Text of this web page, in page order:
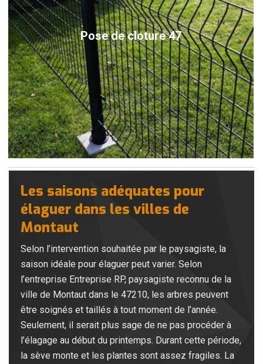
Pose de cloture 47
Les saisons adéquates pour
élaguer dans les villes de
Montaut
Selon l’intervention souhaitée par le paysagiste, la
saison idéale pour élaguer peut varier. Selon
l’entreprise Entreprise RP, paysagiste reconnu de la
ville de Montaut dans le 47210, les arbres peuvent
être soignés et taillés à tout moment de l’année.
Seulement, il serait plus sage de ne pas procéder à
l’élagage au début du printemps. Durant cette période,
la sève monte et les plantes sont assez fragiles. La